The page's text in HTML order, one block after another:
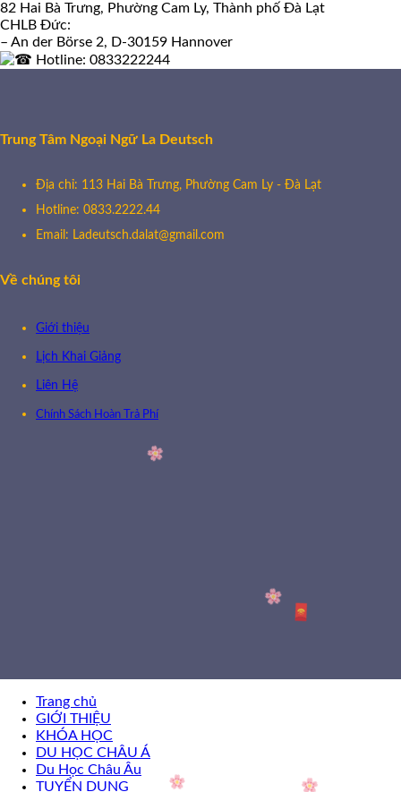
82 Hai Bà Trưng, Phường Cam Ly, Thành phố Đà Lạt
CHLB Đức:
– An der Börse 2, D-30159 Hannover
Hotline: 0833222244
Trung Tâm Ngoại Ngữ La Deutsch
Địa chỉ: 113 Hai Bà Trưng, Phường Cam Ly - Đà Lạt
Hotline: 0833.2222.44
Email: Ladeutsch.dalat@gmail.com
Về chúng tôi
Giới thiệu
Lịch Khai Giảng
Liên Hệ
Chính Sách Hoàn Trả Phí
Trang chủ
GIỚI THIỆU
KHÓA HỌC
DU HỌC CHÂU Á
Du Học Châu Âu
TUYỂN DỤNG